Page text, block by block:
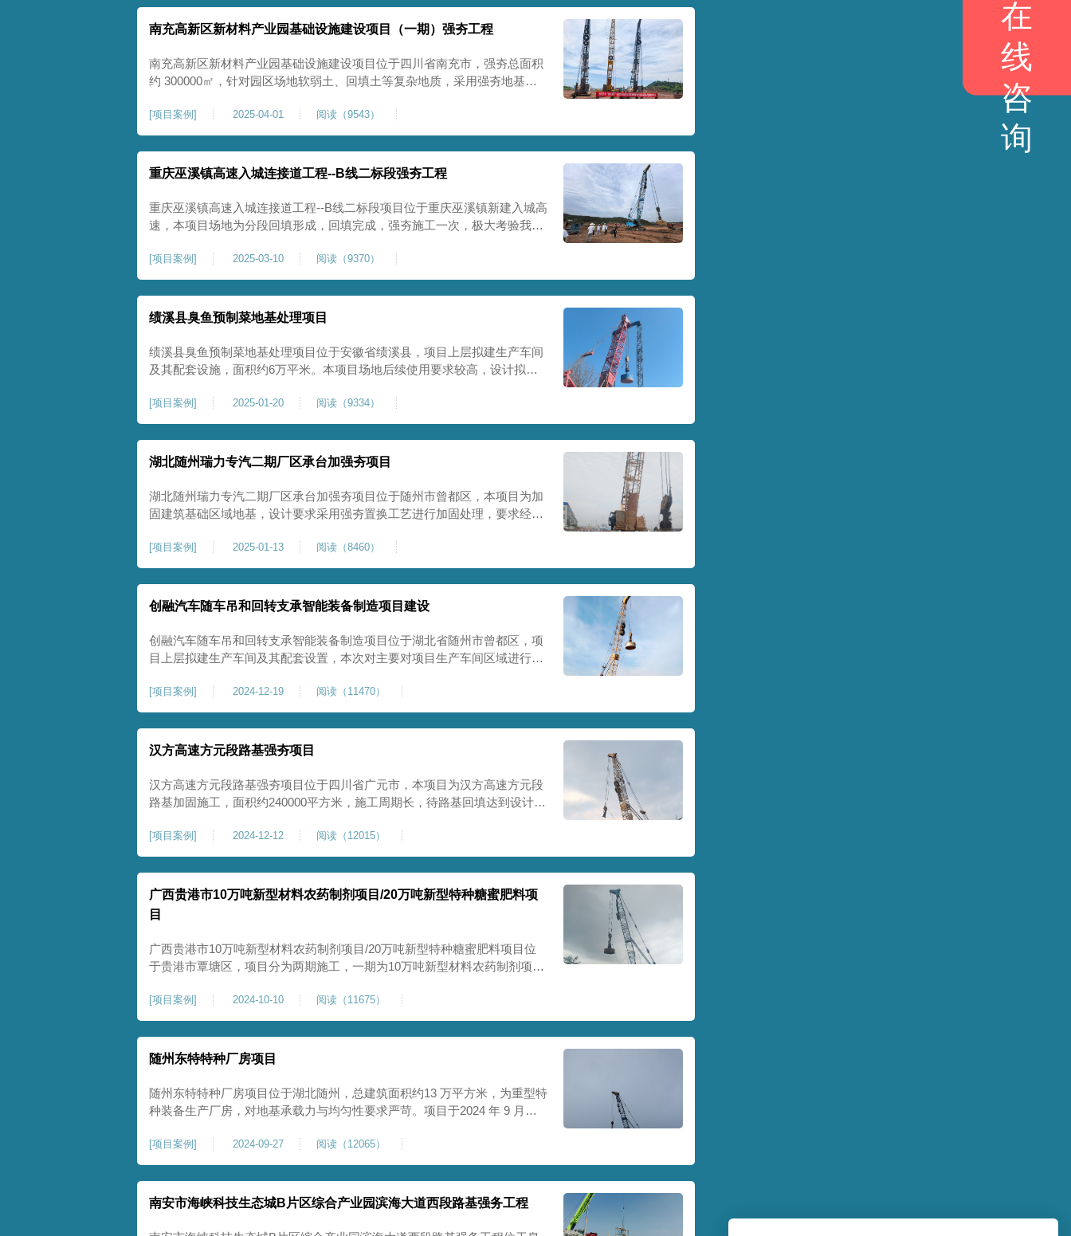
南充高新区新材料产业园基础设施建设项目（一期）强夯工程
南充高新区新材料产业园基础设施建设项目位于四川省南充市，强夯总面积
约 300000㎡，针对园区场地软弱土、回填土等复杂地质，采用强夯地基加
筑牢基础。本项目施工作业面积大，我司将整个场地施工区域合理划分为若
干个区段，分区分段施工，投入强夯设备3
[项目案例 ] 2025-04-01 阅读（9543）
重庆巫溪镇高速入城连接道工程--B线二标段强夯工程
重庆巫溪镇高速入城连接道工程--B线二标段项目位于重庆巫溪镇新建入城高
速，本项目场地为分段回填形成，回填完成，强夯施工一次，极大考验我司
一次，确认工程量，严格把控每标段施工区域的施工质量，确保工程整体质
量。在施工过程中我司严格按照设计规范
[项目案例 ] 2025-03-10 阅读（9370）
绩溪县臭鱼预制菜地基处理项目
绩溪县臭鱼预制菜地基处理项目位于安徽省绩溪县，项目上层拟建生产车间
及其配套设施，面积约6万平米。本项目场地后续使用要求较高，设计拟采
配备28m龙门架一幅辅助高能级强夯施工，配备85T，直径为2m，高度为
2.2m的柱锤一个，柱锤接地面积更小，强夯穿透
[项目案例 ] 2025-01-20 阅读（9334）
湖北随州瑞力专汽二期厂区承台加强夯项目
湖北随州瑞力专汽二期厂区承台加强夯项目位于随州市曾都区，本项目为加
固建筑基础区域地基，设计要求采用强夯置换工艺进行加固处理，要求经处
物，且本项目采用夯击能较大，夯击次数较多，为确保场地临近建筑物安全
性，我司在临近建筑物的场地界限开挖减震沟
[项目案例 ] 2025-01-13 阅读（8460）
创融汽车随车吊和回转支承智能装备制造项目建设
创融汽车随车吊和回转支承智能装备制造项目位于湖北省随州市曾都区，项
目上层拟建生产车间及其配套设置，本次对主要对项目生产车间区域进行强
康尚强夯公司于2024年12月15日组织设备人员进场，设备型号为
ZRYG3500C，施工作业人员按照设计严格施工。
[项目案例 ] 2024-12-19 阅读（11470）
汉方高速方元段路基强夯项目
汉方高速方元段路基强夯项目位于四川省广元市，本项目为汉方高速方元段
路基加固施工，面积约240000平方米，施工周期长，待路基回填达到设计标
月20日安排设备人员进场，按照图纸设计施工。
[项目案例 ] 2024-12-12 阅读（12015）
广西贵港市10万吨新型材料农药制剂项目/20万吨新型特种糖蜜肥料项
目
广西贵港市10万吨新型材料农药制剂项目/20万吨新型特种糖蜜肥料项目位
于贵港市覃塘区，项目分为两期施工，一期为10万吨新型材料农药制剂项目
夯和普通强夯施工两种施工模式。为确保后期地基使用要求，单独对基础承
台位置地基进行置换加强夯，其他区域采用
[项目案例 ] 2024-10-10 阅读（11675）
随州东特特种厂房项目
随州东特特种厂房项目位于湖北随州，总建筑面积约13 万平方米，为重型特
种装备生产厂房，对地基承载力与均匀性要求严苛。项目于2024 年 9 月正
面提升场地密实度与承载性能，满足重载车间、设备基础与行车轨道的长期
稳定运行要求。项目严格遵循强夯地基处
[项目案例 ] 2024-09-27 阅读（12065）
南安市海峡科技生态城B片区综合产业园滨海大道西段路基强务工程
在
线
咨
询